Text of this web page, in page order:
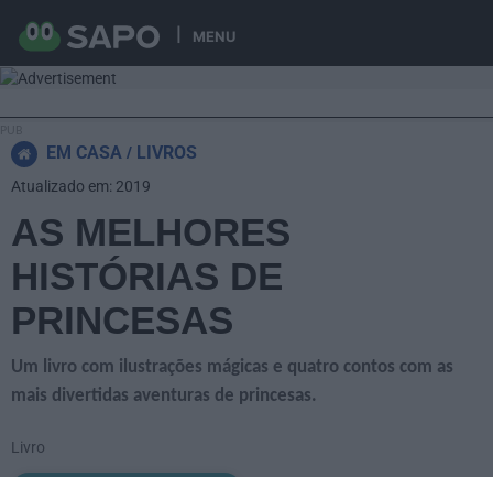
MENU
EM CASA LIVROS
AS MELHORES
HISTÓRIAS DE
PRINCESAS
Um livro com ilustrações mágicas e quatro contos com as
mais divertidas aventuras de princesas.
Livro
Atualizado em: 2019